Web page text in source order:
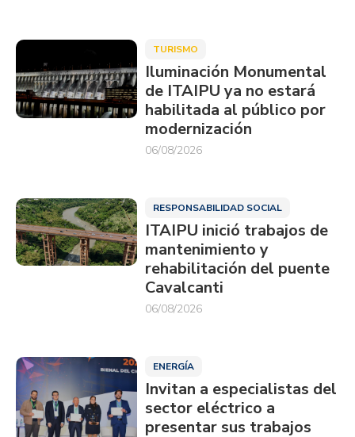
TURISMO
Iluminación Monumental
de ITAIPU ya no estará
habilitada al público por
modernización
06/08/2026
RESPONSABILIDAD SOCIAL
ITAIPU inició trabajos de
mantenimiento y
rehabilitación del puente
Cavalcanti
06/08/2026
ENERGÍA
Invitan a especialistas del
sector eléctrico a
presentar sus trabajos